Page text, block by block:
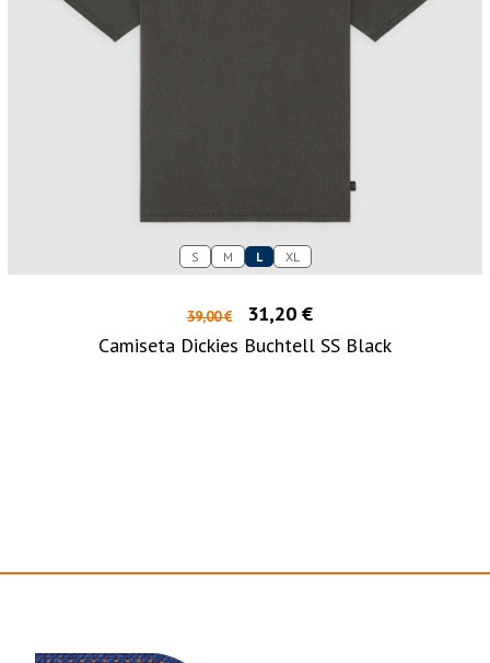
S M L XL
39,00 €
31,20 €
Camiseta Dickies Buchtell SS Black